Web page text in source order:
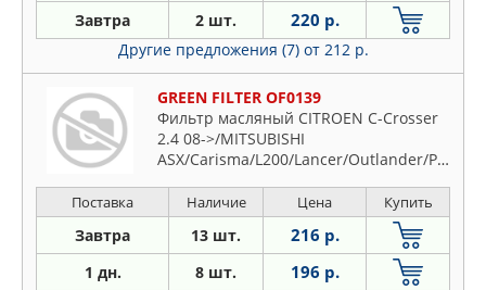
Завтра 2 шт. 220 р.
Другие предложения (7) от 212 р.
GREEN FILTER OF0139
Фильтр масляный CITROEN C-Crosser
2.4 08->/MITSUBISHI
ASX/Carisma/L200/Lancer/Outlander/Pajero/
Поставка Наличие Цена Купить
Завтра 13 шт. 216 р.
1 дн. 8 шт. 196 р.